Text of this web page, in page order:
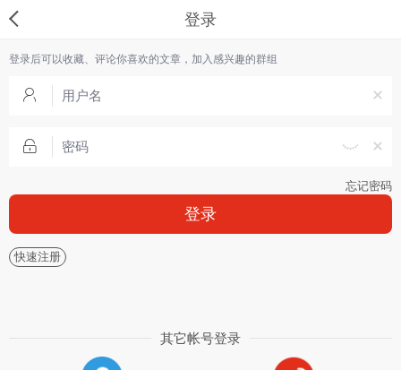
登录
登录后可以收藏、评论你喜欢的文章，加入感兴趣的群组
忘记密码
登录
快速注册
其它帐号登录